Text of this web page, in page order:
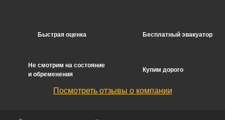
Быстрая оценка Бесплатный эвакуатор
Не смотрим на состояние
и обременения
Купим дорого
Посмотреть отзывы о компании